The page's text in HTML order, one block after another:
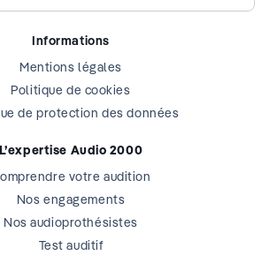
Informations
Mentions légales
Politique de cookies
de protection des données
L’expertise Audio 2000
votre audition
Nos engagements
Nos audioprothésistes
Test auditif